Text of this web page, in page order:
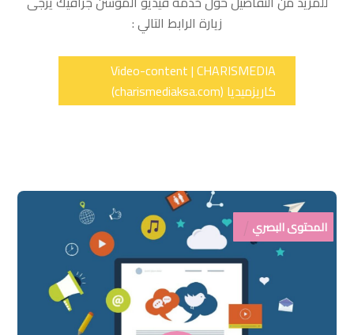
زيارة الرابط التالي :
Video-content | CHARISMEDIA
كاريزميديا (charismediaksa.com)
المحتوى البصري